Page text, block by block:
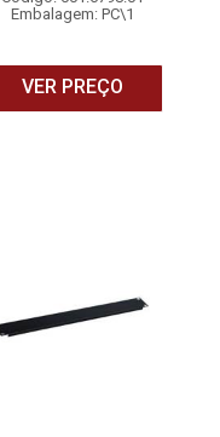
Embalagem: PC\1
VER PREÇO